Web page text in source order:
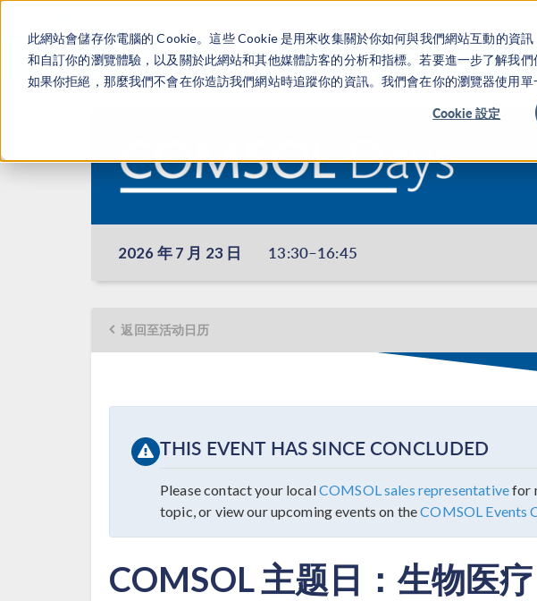
此網站會儲存你電腦的 Cookie。這些 Cookie 是用來收集關於你如何與我們網站互動的資
和自訂你的瀏覽體驗，以及關於此網站和其他媒體訪客的分析和指標。若要進一步了解我
如果你拒絕，那麼我們不會在你造訪我們網站時追蹤你的資訊。我們會在你的瀏覽器使用單
Cookie 設定
2026 年 7 月 23 日 13:30–16:45
返回至活动日历
THIS EVENT HAS SINCE CONCLUDED
Please contact your localCOMSOL sales representativefor
topic, or view our upcoming events on theCOMSOL Events
COMSOL 主题日：生物医疗